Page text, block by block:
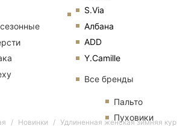
S.Via
Албана
ADD
Y.Camille
Все бренды
Пальто
Пуховики
Новинки Удлиненная женская зимняя